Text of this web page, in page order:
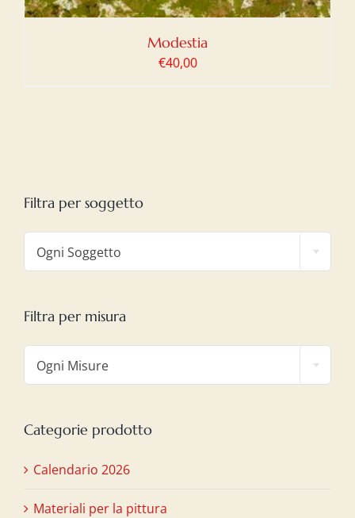
Modestia
€40,00
Filtra per soggetto
Ogni Soggetto
Filtra per misura
Ogni Misure
Categorie prodotto
Calendario 2026
Materiali per la pittura